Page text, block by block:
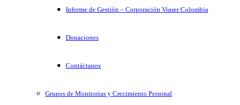
Informe de Gestión – Corporación Viaser Colombia
Donaciones
Contáctanos
Grupos de Monitorias y Crecimiento Personal